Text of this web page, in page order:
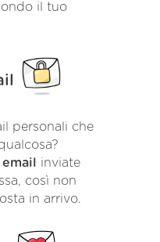
il tuo
personali che
inviate
così non
in arrivo.